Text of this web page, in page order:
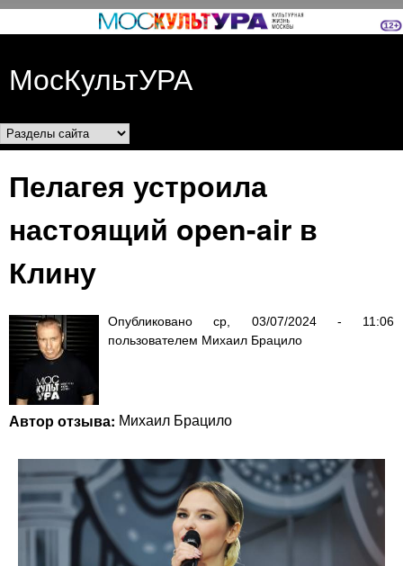
Перейти к основному
МосКультУРА
Разделы сайта
Пелагея устроила
настоящий open-air в
Клину
Опубликованоср, 03/07/2024 - 11:06
пользователем Михаил Брацило
Автор отзыва: Михаил Брацило